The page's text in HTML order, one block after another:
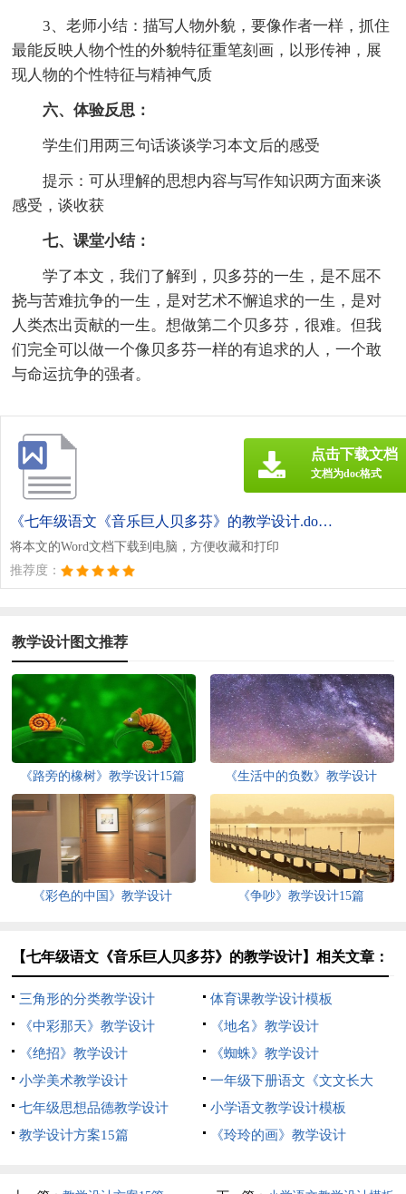
3、老师小结：描写人物外貌，要像作者一样，抓住
最能反映人物个性的外貌特征重笔刻画，以形传神，展
现人物的个性特征与精神气质
六、体验反思：
学生们用两三句话谈谈学习本文后的感受
提示：可从理解的思想内容与写作知识两方面来谈
感受，谈收获
七、课堂小结：
学了本文，我们了解到，贝多芬的一生，是不屈不
挠与苦难抗争的一生，是对艺术不懈追求的一生，是对
人类杰出贡献的一生。想做第二个贝多芬，很难。但我
们完全可以做一个像贝多芬一样的有追求的人，一个敢
与命运抗争的强者。
《七年级语文《音乐巨人贝多芬》的教学设计.doc》
将本文的Word文档下载到电脑，方便收藏和打印
推荐度：
点击下载文档
文档为doc格式
教学设计图文推荐
《路旁的橡树》教学设计15篇 《生活中的负数》教学设计
《彩色的中国》教学设计 《争吵》教学设计15篇
【七年级语文《音乐巨人贝多芬》的教学设计】相关文章：
三角形的分类教学设计
体育课教学设计模板
《中彩那天》教学设计
《地名》教学设计
《绝招》教学设计
《蜘蛛》教学设计
小学美术教学设计
一年级下册语文《文文长大
了》教学设计
七年级思想品德教学设计
小学语文教学设计模板
教学设计方案15篇
《玲玲的画》教学设计